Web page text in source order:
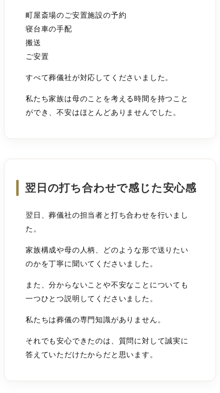
町屋斎場のご安置施設の予約
寝台車の手配
搬送
ご安置
すべて葬儀社が対応してくださいました。
私たち家族は母のことを考える時間を持つこと
ができ、不安はほとんどありませんでした。
翌日の打ち合わせで感じた安心感
翌日、葬儀社の担当者と打ち合わせを行いまし
た。
家族構成や母の人柄、どのような形で送りたい
のかを丁寧に聞いてくださいました。
また、分からないことや不安なことについても
一つひとつ説明してくださいました。
私たちは葬儀の専門知識がありません。
それでも安心できたのは、質問に対して誠実に
答えていただけたからだと思います。